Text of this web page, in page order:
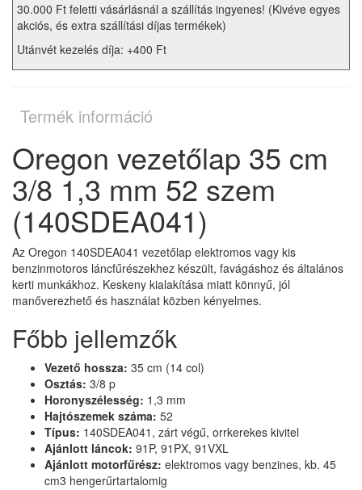
30.000 Ft feletti vásárlásnál a szállítás ingyenes! (Kivéve egyes
akciós, és extra szállítási díjas termékek)
Utánvét kezelés díja: +400 Ft
Termék információ
Oregon vezetőlap 35 cm
3/8 1,3 mm 52 szem
(140SDEA041)
Az Oregon 140SDEA041 vezetőlap elektromos vagy kis
benzinmotoros láncfűrészekhez készült, favágáshoz és általános
kerti munkákhoz. Keskeny kialakítása miatt könnyű, jól
manőverezhető és használat közben kényelmes.
Főbb jellemzők
Vezető hossza: 35 cm (14 col)
Osztás: 3/8 p
Horonyszélesség: 1,3 mm
Hajtószemek száma: 52
Típus: 140SDEA041, zárt végű, orrkerekes kivitel
Ajánlott láncok: 91P, 91PX, 91VXL
Ajánlott motorfűrész: elektromos vagy benzines, kb. 45
cm3 hengerűrtartalomig